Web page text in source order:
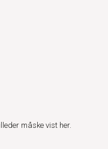
måske vist her.